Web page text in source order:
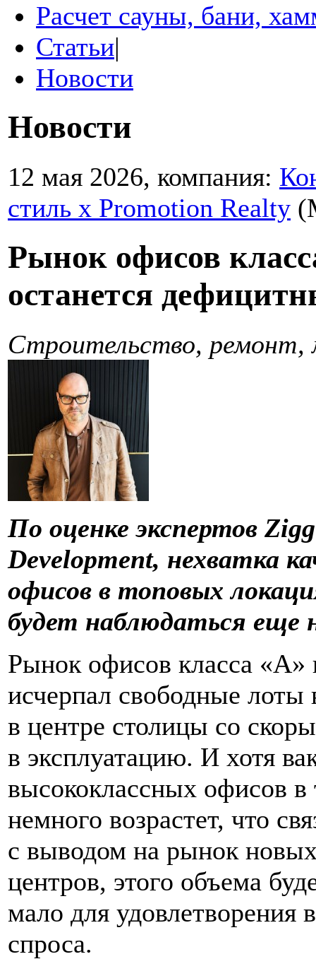
Расчет сауны, бани,
Статьи|
Новости
Новости
12 мая 2026, компания:
стиль х Promotion Realty
Рынок офисов
останется
Строительство,
По оценке экспертов
Development, нехватка
офисов в топовых
будет наблюдаться еще
Рынок офисов класса «А»
исчерпал свободные лоты
в центре столицы со
в эксплуатацию. И хотя
высококлассных офисов
немного возрастет, что
с выводом на рынок
центров, этого объема
мало для удовлетворения
спроса.